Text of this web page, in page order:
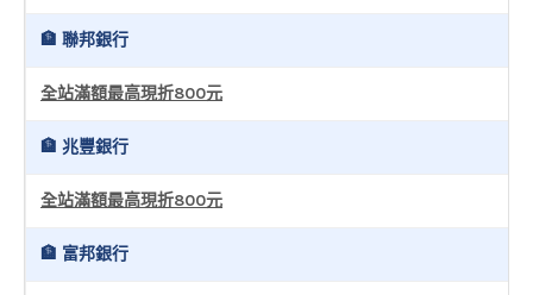
🏦 聯邦銀行
全站滿額最高現折800元
🏦 兆豐銀行
全站滿額最高現折800元
🏦 富邦銀行